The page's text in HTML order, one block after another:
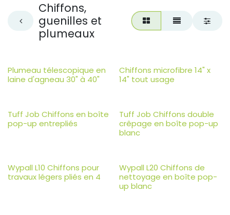
Chiffons,
guenilles et
plumeaux
Plumeau télescopique en
laine d'agneau 30" à 40"
Chiffons microfibre 14" x
14" tout usage
Tuff Job Chiffons en boîte
pop-up entrepliés
Tuff Job Chiffons double
crêpage en boîte pop-up
blanc
Wypall L10 Chiffons pour
travaux légers pliés en 4
Wypall L20 Chiffons de
nettoyage en boîte pop-
up blanc